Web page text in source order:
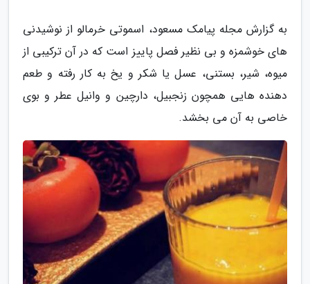
به گزارش مجله پیامک مسعود، اسموتی خرمالو از نوشیدنی
های خوشمزه و بی نظیر فصل پاییز است که در آن ترکیبی از
میوه، شیر، بستنی، عسل یا شکر و یخ به کار رفته و طعم
دهنده هایی همچون زنجبیل، دارچین و وانیل عطر و بوی
خاصی به آن می بخشد.